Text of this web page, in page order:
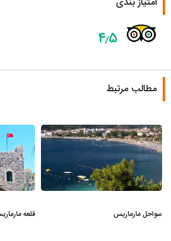
۴٫۵
مطالب مرتبط
سواحل مارماریس قلعه